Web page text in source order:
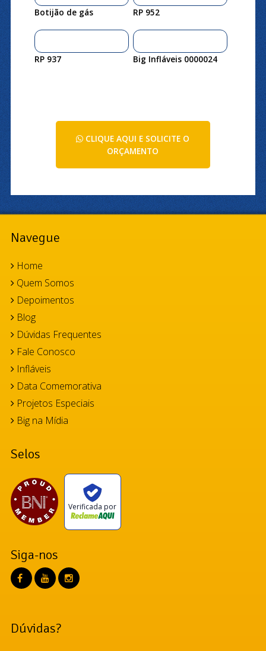
Botijão de gás RP 952
RP 937 Big Infláveis 0000024
CLIQUE AQUI E SOLICITE O
ORÇAMENTO
Navegue
Home
Quem Somos
Depoimentos
Blog
Dúvidas Frequentes
Fale Conosco
Infláveis
Data Comemorativa
Projetos Especiais
Big na Mídia
Selos
Verificada por
Siga-nos
Dúvidas?